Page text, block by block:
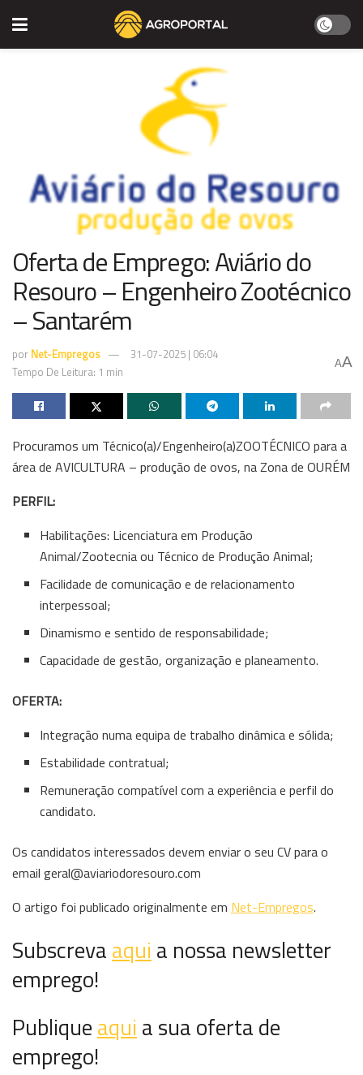
Oferta de Emprego: Aviário do
Resouro – Engenheiro Zootécnico
– Santarém
por Net-Empregos
31-07-2025 | 06:04
Tempo De Leitura: 1 min
AA
Procuramos um Técnico(a)/Engenheiro(a)ZOOTÉCNICO para a
área de AVICULTURA – produção de ovos, na Zona de OURÉM
PERFIL:
Habilitações: Licenciatura em Produção
Animal/Zootecnia ou Técnico de Produção Animal;
Facilidade de comunicação e de relacionamento
interpessoal;
Dinamismo e sentido de responsabilidade;
Capacidade de gestão, organização e planeamento.
OFERTA:
Integração numa equipa de trabalho dinâmica e sólida;
Estabilidade contratual;
Remuneração compatível com a experiência e perfil do
candidato.
Os candidatos interessados devem enviar o seu CV para o
email geral@aviariodoresouro.com
O artigo foi publicado originalmente em Net-Empregos.
Subscrevaaquia nossa newsletter
emprego!
Publiqueaqui a sua oferta de
emprego!